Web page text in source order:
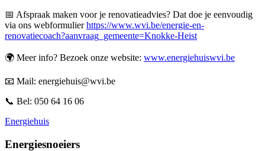
📅 Afspraak maken voor je renovatieadvies? Dat doe je eenvoudig
via ons webformulierhttps://www.wvi.be/energie-en-
renovatiecoach?aanvraag_gemeente=Knokke-Heist
🌍 Meer info? Bezoek onze website: www.energiehuiswvi.be
📧 Mail: energiehuis@wvi.be
📞 Bel: 050 64 16 06
Energiehuis
Energiesnoeiers